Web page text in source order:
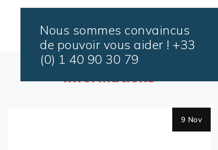
Nous sommes convaincus
de pouvoir vous aider ! +33
(0) 1 40 90 30 79
Lisez nos dernières
informations